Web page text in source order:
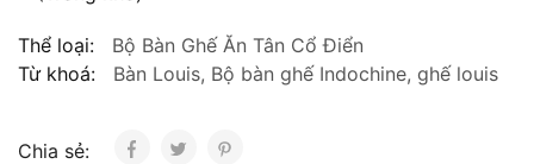
Thể loại:
Bộ Bàn Ghế Ăn Tân Cổ Điển
Từ khoá:
Bàn Louis, Bộ bàn ghế Indochine, ghế louis
Chia sẻ: